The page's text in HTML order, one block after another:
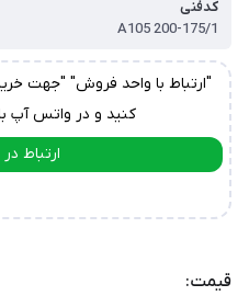
کدفنی
A105 200-175/1
"ارتباط با واحد فروش" "جهت
کنید و در واتس آپ
ارتباط
قیمت: